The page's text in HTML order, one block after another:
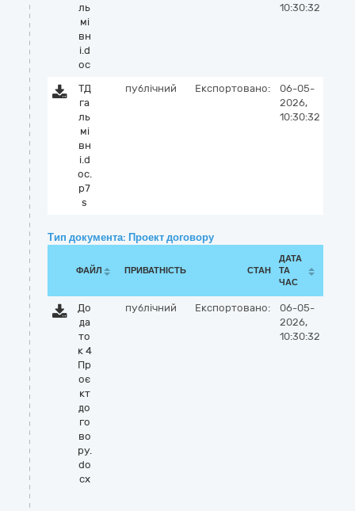
ль
мі
вн
і.d
oc
10:30:32
ТД
га
ль
мі
вн
і.d
oc.
p7
s
публічний Експортовано:
06-05-
2026,
10:30:32
Тип документа: Проект договору
ФАЙЛ ПРИВАТНІСТЬ СТАН
ДАТА
ТА
ЧАС
До
да
то
к 4
Пр
оє
кт
до
го
во
ру.
do
cx
публічний Експортовано:
06-05-
2026,
10:30:32